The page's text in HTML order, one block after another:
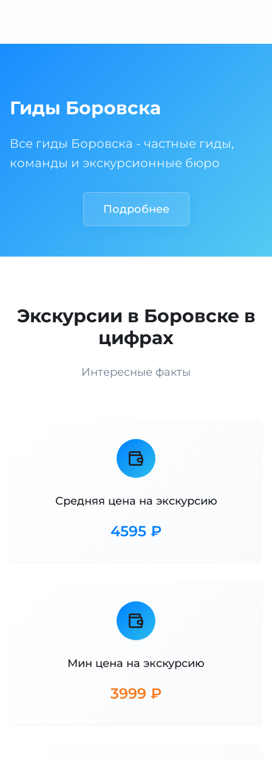
Гиды Боровска
Все гиды Боровска - частные гиды,
команды и экскурсионные бюро
Подробнее
Экскурсии в Боровске в
цифрах
Интересные факты
Средняя цена на экскурсию
4595 ₽
Мин цена на экскурсию
3999 ₽